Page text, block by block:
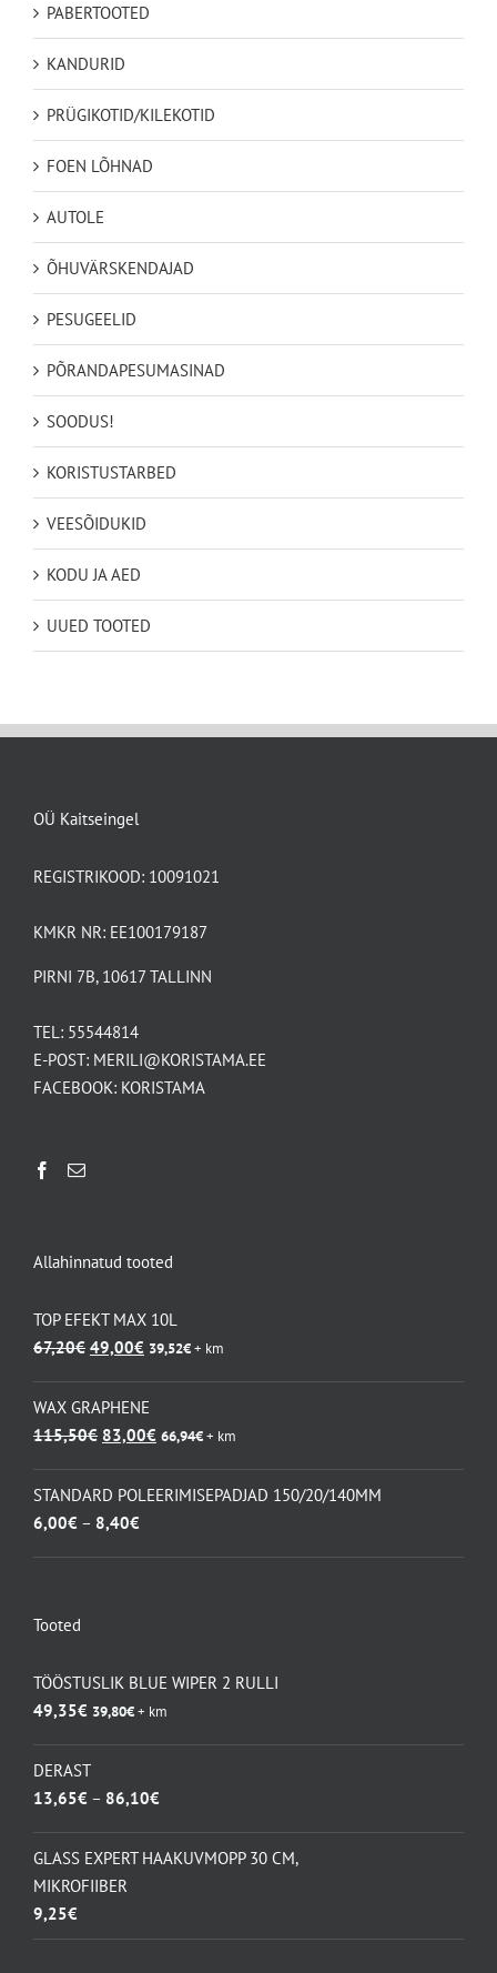
PABERTOOTED
KANDURID
PRÜGIKOTID/KILEKOTID
FOEN LÕHNAD
AUTOLE
ÕHUVÄRSKENDAJAD
PESUGEELID
PÕRANDAPESUMASINAD
SOODUS!
KORISTUSTARBED
VEESÕIDUKID
KODU JA AED
UUED TOOTED
OÜ Kaitseingel
REGISTRIKOOD: 10091021
KMKR NR: EE100179187
PIRNI 7B, 10617 TALLINN
TEL: 55544814
E-POST: MERILI@KORISTAMA.EE
FACEBOOK: KORISTAMA
Allahinnatud tooted
TOP EFEKT MAX 10L
67,20€ Algne
oli:
67,20€.
49,00€Praegune
on:
49,00€.
39,52€+ km
WAX GRAPHENE
115,50€ Algne
oli:
115,50€.
83,00€Praegune
on:
66,94€+ km
STANDARD POLEERIMISEPADJAD 150/20/140MM
6,00€ – 8,40€Hinnavahemik:
Tooted
TÖÖSTUSLIK BLUE WIPER 2 RULLI
49,35€ 39,80€+ km
DERAST
13,65€ – 86,10€Hinnavahemik:
kuni
GLASS EXPERT HAAKUVMOPP 30 CM,
MIKROFIIBER
9,25€